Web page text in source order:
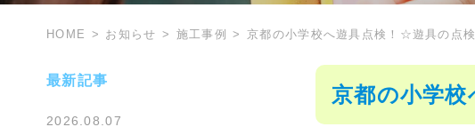
HOME お知らせ 施工事例 京都の小学校へ遊具点検！☆遊具の点
最新記事
2026.08.07
京都の小学